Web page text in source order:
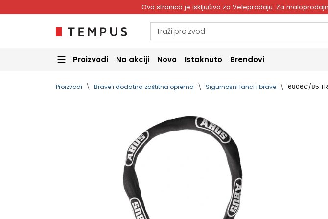
Ova stranica je isključivo za Veleprodaju. Za
Proizvodi Na akciji Novo Istaknuto Brendovi
Proizvodi Brave i dodatna zaštitna oprema Sigurnosni lanci i brave 6806C/85